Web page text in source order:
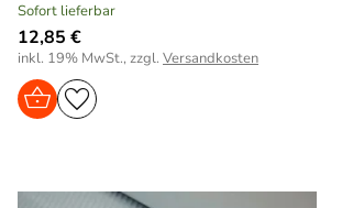
Sofort lieferbar
12,85 €
inkl. 19% MwSt., zzgl. Versandkosten